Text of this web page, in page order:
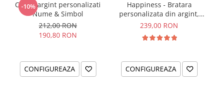
medie de pilda, ar trebui sa i se potriveasca un M. Nu este
insa un caz general valabil, de aceea recomandam sa
masurati incheietura inainte de a alege marimea.
Bratara nu este reglabila si orice modificare a marimii implica
-10%
Cercei argint personalizati
Nume & Simbol
212,00 RON
190,80 RON
CONFIGUREAZA
Happiness - Bratara
personalizata din argint,
snur dublu piele, simbol
239,00 RON
CONFIGUREAZA